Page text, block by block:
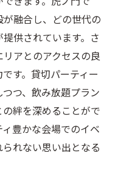
融合し、どの世代の
供されています。さ
アとのアクセスの良
す。貸切パーティー
つ、飲み放題プラン
絆を深めることがで
豊かな会場でのイベ
れない思い出となる